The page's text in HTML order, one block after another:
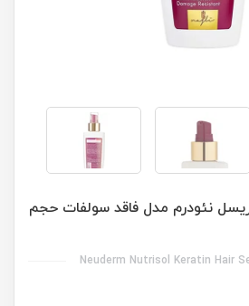
نئودرم مدل فاقد سولفات حجم
Neuderm Nutrisol Keratin Hair